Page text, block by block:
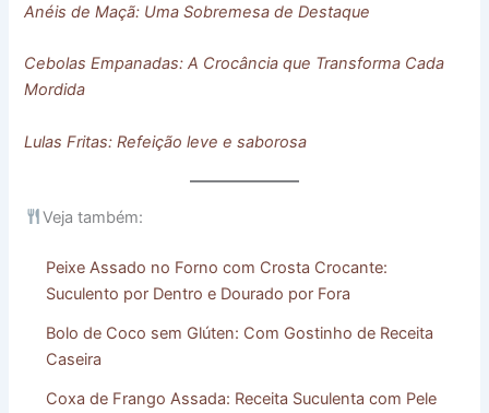
Anéis de Maçã: Uma Sobremesa de Destaque
Cebolas Empanadas: A Crocância que Transforma Cada
Mordida
Lulas Fritas: Refeição leve e saborosa
Veja também:
Peixe Assado no Forno com Crosta Crocante:
Suculento por Dentro e Dourado por Fora
Bolo de Coco sem Glúten: Com Gostinho de Receita
Caseira
Coxa de Frango Assada: Receita Suculenta com Pele